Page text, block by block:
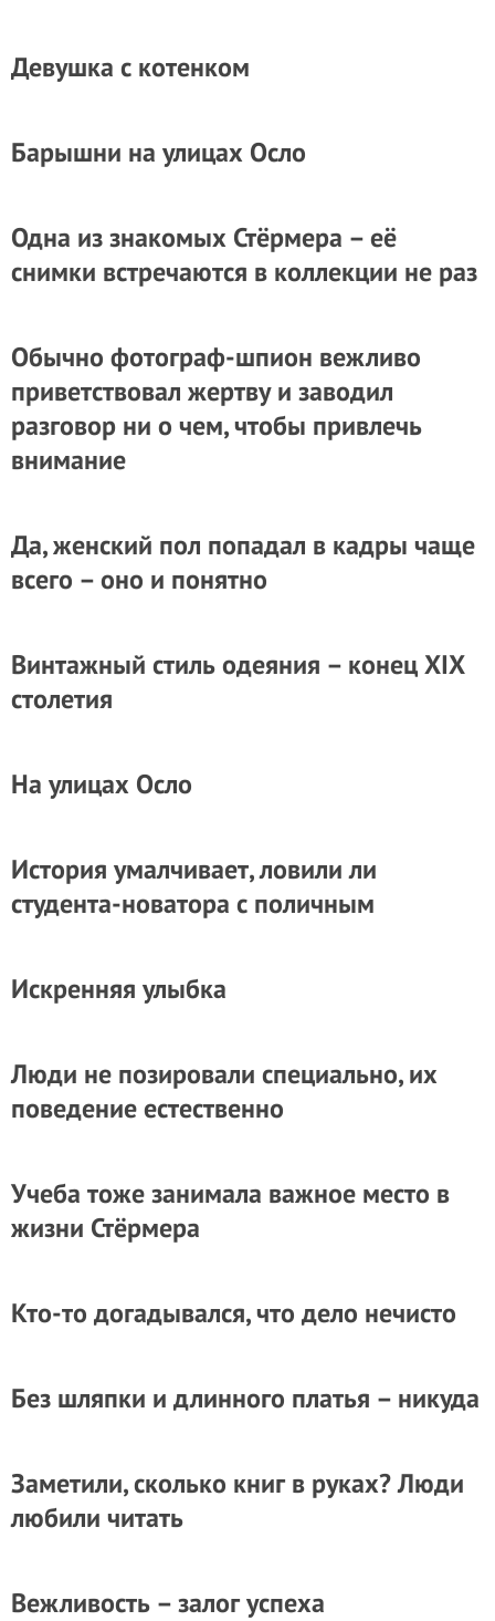
Девушка с котенком
Барышни на улицах Осло
Одна из знакомых Стёрмера – её
снимки встречаются в коллекции не раз
Обычно фотограф-шпион вежливо
приветствовал жертву и заводил
разговор ни о чем, чтобы привлечь
внимание
Да, женский пол попадал в кадры чаще
всего – оно и понятно
Винтажный стиль одеяния – конец XIX
столетия
На улицах Осло
История умалчивает, ловили ли
студента-новатора с поличным
Искренняя улыбка
Люди не позировали специально, их
поведение естественно
Учеба тоже занимала важное место в
жизни Стёрмера
Кто-то догадывался, что дело нечисто
Без шляпки и длинного платья – никуда
Заметили, сколько книг в руках? Люди
любили читать
Вежливость – залог успеха